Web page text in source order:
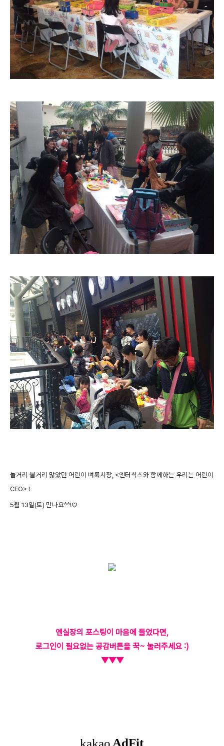
놀거리 볼거리 많았던 어린이 벼룩시장, <엔터식스와 함께하는 우리는 어린이
CEO> !
5월 13일(토) 만나요^^!♡
엔실장의 포스팅이 마음에 들었다면,
로그인이 필요없는 공감버튼을 꾹~ 눌러주세요 :)
▼▼▼